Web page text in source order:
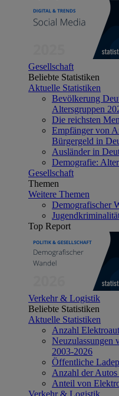
Gesellschaft
Beliebte Statistiken
Aktuelle Statistiken
Bevölkerung
Altersgruppen
Die reichsten
Empfänger von
Bürgergeld in
Ausländer in
Demografie:
Gesellschaft
Themen
Weitere Themen
Demografischer
Top Report
Verkehr & Logistik
Beliebte Statistiken
Aktuelle Statistiken
Anzahl
Neuzulassungen
2003-2026
Öffentliche
Anzahl der
Anteil von
Verkehr & Logistik